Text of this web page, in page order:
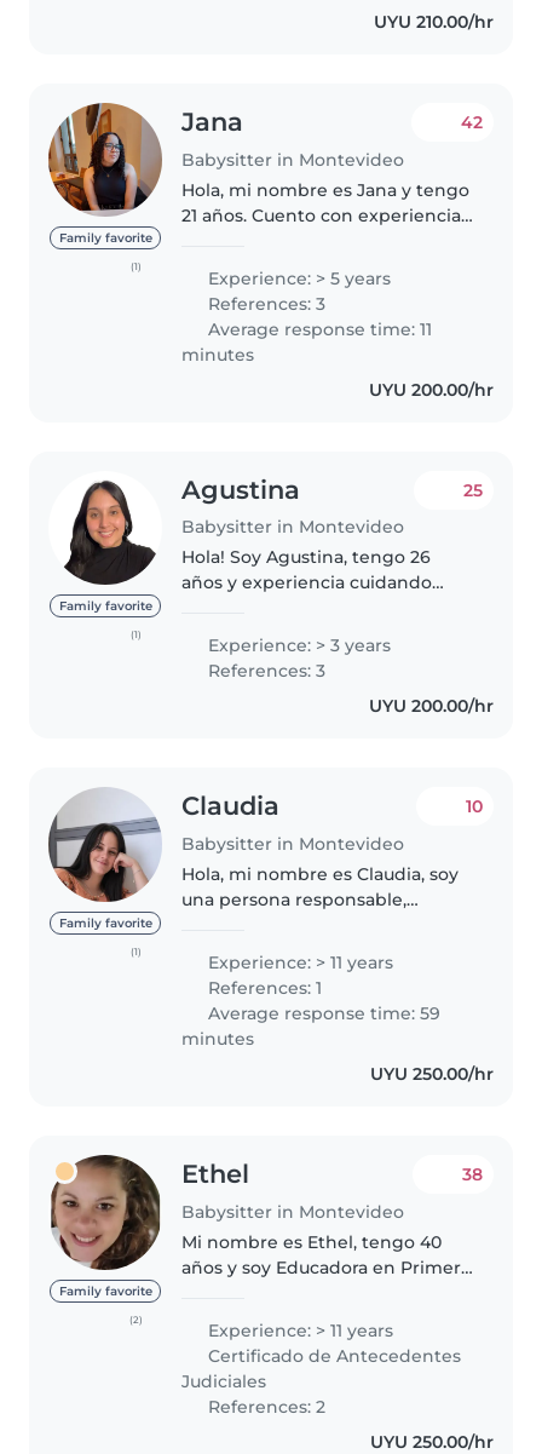
UYU 210.00/hr
Family favorite
(1)
Jana
Babysitter in Montevideo
42
Hola, mi nombre es Jana y tengo
21 años. Cuento con experiencia
divertida y cariñosa, puedo hacer
tareas de la casa y deberes...
Experience: > 5 years
References: 3
Average response time: 11
minutes
UYU 200.00/hr
Family favorite
(1)
Agustina
Babysitter in Montevideo
25
Hola! Soy Agustina, tengo 26
años y experiencia cuidando
Me considero una persona
responsable, paciente, cariñosa y
Experience: > 3 years
References: 3
UYU 200.00/hr
Family favorite
(1)
Claudia
Babysitter in Montevideo
10
Hola, mi nombre es Claudia, soy
una persona responsable,
experiencia en el cuidado de
niños de distintas edades. Me
caracterizo por crear un
ambiente seguro,..
Experience: > 11 years
References: 1
Average response time: 59
minutes
UYU 250.00/hr
Family favorite
(2)
Ethel
Babysitter in Montevideo
38
Mi nombre es Ethel, tengo 40
años y soy Educadora en Primera
con aval de INAU y MEC. Cuento
con experiencia en el cuidado
integral de niñas y niños,
acompañando..
Experience: > 11 years
Certificado de Antecedentes
Judiciales
References: 2
UYU 250.00/hr